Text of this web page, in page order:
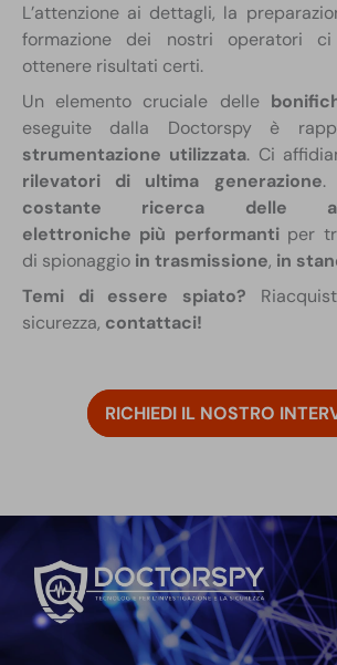
L’attenzione ai dettagli, la
formazione dei nostri operatori
ottenere risultati certi.
Un elemento cruciale delle
eseguite dalla Doctorspy è
strumentazione utilizzata. Ci
rilevatori di ultima generazione.
costante ricerca delle
elettroniche più performantiper
di spionaggio in trasmissione, in
Temi di essere spiato?
sicurezza, contattaci!
RICHIEDI IL NOSTRO